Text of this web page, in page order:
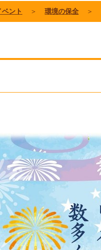
ベント ＞ 環境の保全 ＞